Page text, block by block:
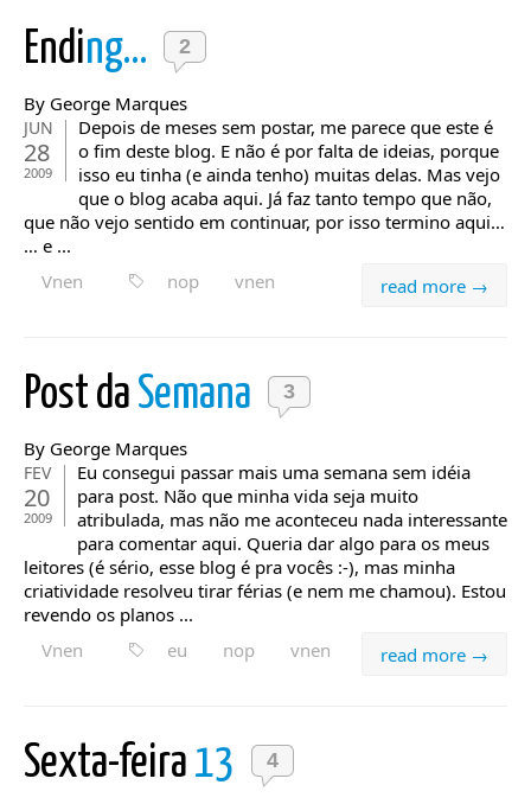
Ending… 2
By George Marques
JUN
28
2009
Depois de meses sem postar, me parece que este é
o fim deste blog. E não é por falta de ideias, porque
isso eu tinha (e ainda tenho) muitas delas. Mas vejo
que o blog acaba aqui. Já faz tanto tempo que não,
que não vejo sentido em continuar, por isso termino aqui…
… e ...
read more →
Vnen nop vnen
Post da Semana 3
By George Marques
FEV
20
2009
Eu consegui passar mais uma semana sem idéia
para post. Não que minha vida seja muito
atribulada, mas não me aconteceu nada interessante
para comentar aqui. Queria dar algo para os meus
leitores (é sério, esse blog é pra vocês :-), mas minha
criatividade resolveu tirar férias (e nem me chamou). Estou
revendo os planos ...
read more →
Vnen eu nop vnen
Sexta-feira 13 4